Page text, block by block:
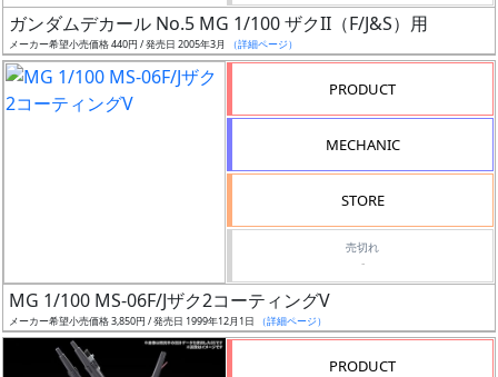
グ
レ
ー
ド
ル
ガンダムデカール No.5 MG 1/100 ザクII（F/J&S）用
メーカー希望小売価格 440円 / 発売日 2005年3月 （詳細ページ）
PRODUCT
MECHANIC
STORE
売切れ
-
MG 1/100 MS-06F/Jザク2コーティングV
メーカー希望小売価格 3,850円 / 発売日 1999年12月1日 （詳細ページ）
PRODUCT